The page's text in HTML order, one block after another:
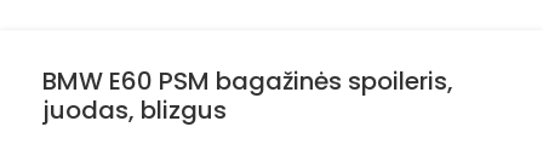
BMW E60 PSM bagažinės spoileris,
juodas, blizgus